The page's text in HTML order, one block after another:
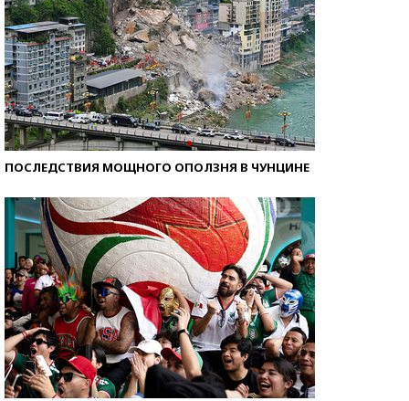
ПОСЛЕДСТВИЯ МОЩНОГО ОПОЛЗНЯ В ЧУНЦИНЕ